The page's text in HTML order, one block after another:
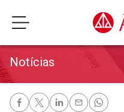
Notícias